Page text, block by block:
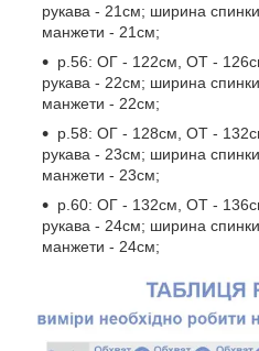
рукава - 21см; ширина
манжети - 21см;
р.56: ОГ - 122см, ОТ -
рукава - 22см; ширина
манжети - 22см;
р.58: ОГ - 128см, ОТ -
рукава - 23см; ширина
манжети - 23см;
р.60: ОГ - 132см, ОТ -
рукава - 24см; ширина
манжети - 24см;